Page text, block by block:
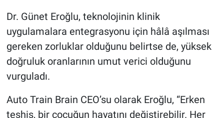
Dr. Günet Eroğlu, teknolojinin klinik
uygulamalara entegrasyonu için hâlâ aşılması
gereken zorluklar olduğunu belirtse de, yüksek
doğruluk oranlarının umut verici olduğunu
vurguladı.
Auto Train Brain CEO’su olarak Eroğlu, “Erken
teşhis, bir çocuğun hayatını değiştirebilir. Her